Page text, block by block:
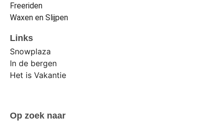
Freeriden
Waxen en Slijpen
Links
Snowplaza
In de bergen
Het is Vakantie
Op zoek naar